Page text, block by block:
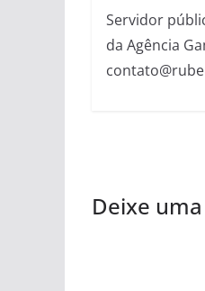
Servidor
da Agência
Deixe